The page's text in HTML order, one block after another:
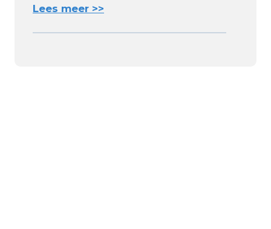
Lees meer >>